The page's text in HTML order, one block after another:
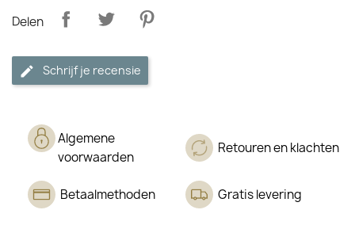
Delen
Schrijf je recensie
Algemene
voorwaarden
Retouren en klachten
Betaalmethoden Gratis levering